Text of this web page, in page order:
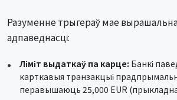
Разуменне трыгераў мае
адпаведнасці:
Ліміт выдаткаў па карце: Банкі
карткавыя транзакцыі
перавышаюць 25,000 EUR (прыкладна